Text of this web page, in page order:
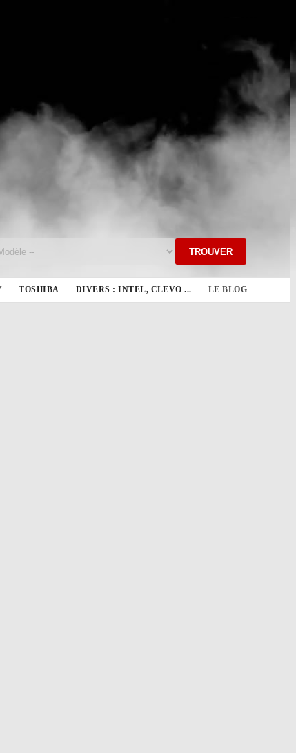
TROUVER
TOSHIBA DIVERS : INTEL, CLEVO ... LE BLOG